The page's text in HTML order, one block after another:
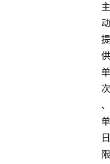
主
动
提
供
单
次
、
单
日
限